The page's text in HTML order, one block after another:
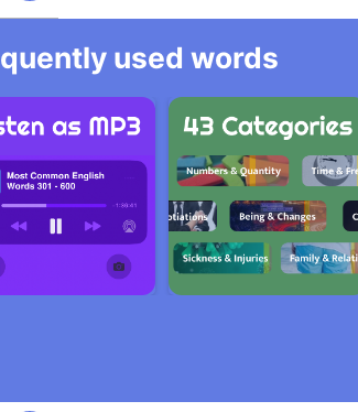
used words